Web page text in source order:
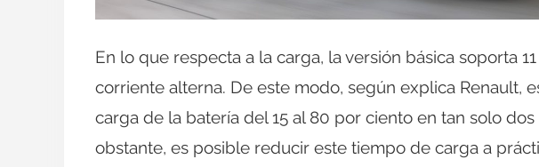
En lo que respecta a la carga, la versión básica soporta
corriente alterna. De este modo, según explica Renault,
carga de la batería del 15 al 80 por ciento en tan solo
obstante, es posible reducir este tiempo de carga a